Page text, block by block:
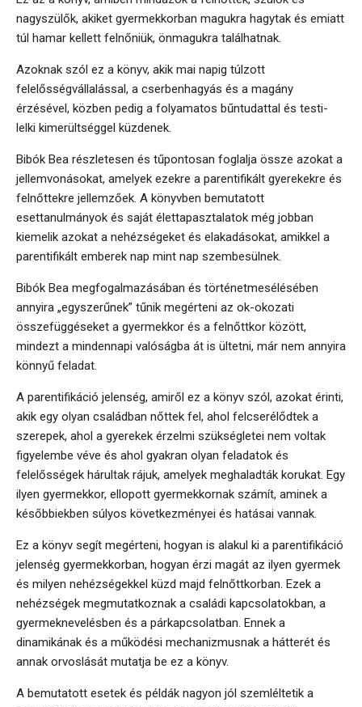
nagyszülők, akiket gyermekkorban magukra hagytak és emiatt
túl hamar kellett felnőniük, önmagukra találhatnak.
Azoknak szól ez a könyv, akik mai napig túlzott
felelősségvállalással, a cserbenhagyás és a magány
érzésével, közben pedig a folyamatos bűntudattal és testi-
lelki kimerültséggel küzdenek.
Bibók Bea részletesen és tűpontosan foglalja össze azokat a
jellemvonásokat, amelyek ezekre a parentifikált gyerekekre és
felnőttekre jellemzőek. A könyvben bemutatott
esettanulmányok és saját élettapasztalatok még jobban
kiemelik azokat a nehézségeket és elakadásokat, amikkel a
parentifikált emberek nap mint nap szembesülnek.
Bibók Bea megfogalmazásában és történetmesélésében
annyira „egyszerűnek” tűnik megérteni az ok-okozati
összefüggéseket a gyermekkor és a felnőttkor között,
mindezt a mindennapi valóságba át is ültetni, már nem annyira
könnyű feladat.
A parentifikáció jelenség, amiről ez a könyv szól, azokat érinti,
akik egy olyan családban nőttek fel, ahol felcserélődtek a
szerepek, ahol a gyerekek érzelmi szükségletei nem voltak
figyelembe véve és ahol gyakran olyan feladatok és
felelősségek hárultak rájuk, amelyek meghaladták korukat. Egy
ilyen gyermekkor, ellopott gyermekkornak számít, aminek a
későbbiekben súlyos következményei és hatásai vannak.
Ez a könyv segít megérteni, hogyan is alakul ki a parentifikáció
jelenség gyermekkorban, hogyan érzi magát az ilyen gyermek
és milyen nehézségekkel küzd majd felnőttkorban. Ezek a
nehézségek megmutatkoznak a családi kapcsolatokban, a
gyermeknevelésben és a párkapcsolatban. Ennek a
dinamikának és a működési mechanizmusnak a hátterét és
annak orvoslását mutatja be ez a könyv.
A bemutatott esetek és példák nagyon jól szemléltetik a